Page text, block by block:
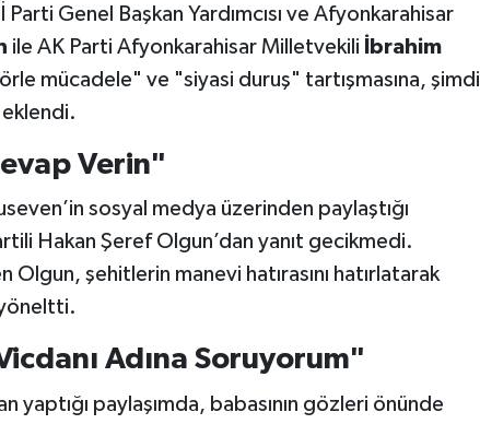
Genel Başkan Yardımcısı ve Afyonkarahisar
ile AK Parti Afyonkarahisar Milletvekili
İbrahim
mücadele" ve "siyasi duruş" tartışmasına, şimdi
eklendi.
Verin"
sosyal medya üzerinden paylaştığı
Hakan Şeref Olgun’dan yanıt gecikmedi.
Olgun, şehitlerin manevi hatırasını hatırlatarak
Adına Soruyorum"
yaptığı paylaşımda, babasının gözleri önünde